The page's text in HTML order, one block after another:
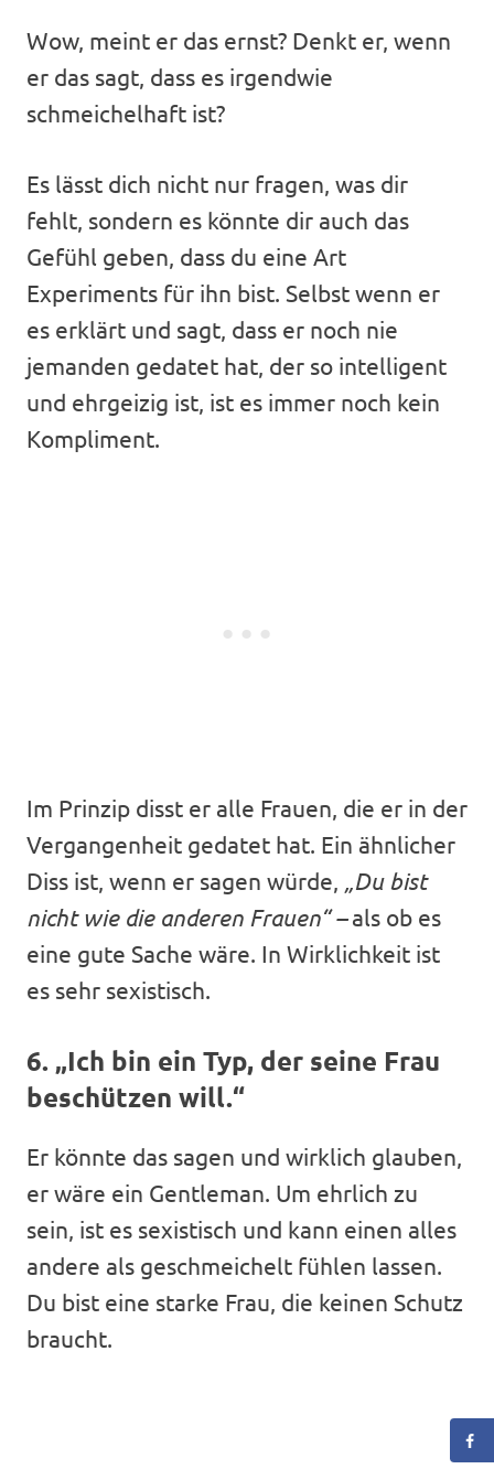
Wow, meint er das ernst? Denkt er, wenn
er das sagt, dass es irgendwie
schmeichelhaft ist?
Es lässt dich nicht nur fragen, was dir
fehlt, sondern es könnte dir auch das
Gefühl geben, dass du eine Art
Experiments für ihn bist. Selbst wenn er
es erklärt und sagt, dass er noch nie
jemanden gedatet hat, der so intelligent
und ehrgeizig ist, ist es immer noch kein
Kompliment.
Im Prinzip disst er alle Frauen, die er in der
Vergangenheit gedatet hat. Ein ähnlicher
Diss ist, wenn er sagen würde, „Du bist
nicht wie die anderen Frauen“ –als ob es
eine gute Sache wäre. In Wirklichkeit ist
es sehr sexistisch.
6. „Ich bin ein Typ, der seine Frau
beschützen will.“
Er könnte das sagen und wirklich glauben,
er wäre ein Gentleman. Um ehrlich zu
sein, ist es sexistisch und kann einen alles
andere als geschmeichelt fühlen lassen.
Du bist eine starke Frau, die keinen Schutz
braucht.